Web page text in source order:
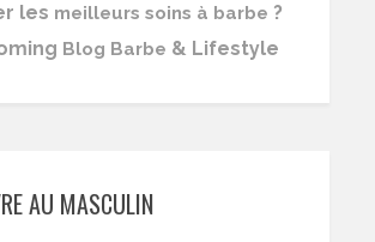
les meilleurs soins à barbe ?
Blog Barbe & Lifestyle
AU MASCULIN